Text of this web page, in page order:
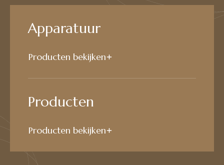
Apparatuur
Producten bekijken
Producten
Producten bekijken